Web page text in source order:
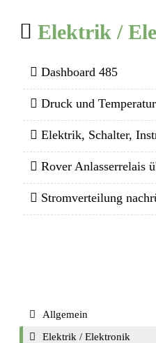
Elektrik /
Dashboard 485
Druck und
Elektrik, Schalter,
Rover Anlasserrelais
Stromverteilung
Allgemein
Elektrik / Elektronik